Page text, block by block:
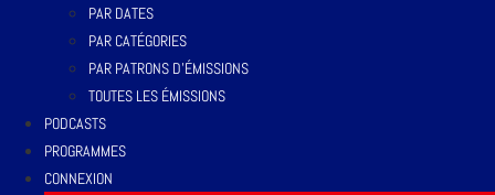
PAR DATES
PAR CATÉGORIES
PAR PATRONS D’ÉMISSIONS
TOUTES LES ÉMISSIONS
PODCASTS
PROGRAMMES
CONNEXION